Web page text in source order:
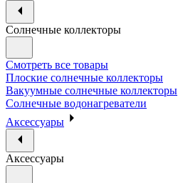
Солнечные коллекторы
Смотреть все товары
Плоские солнечные коллекторы
Вакуумные солнечные коллекторы
Солнечные водонагреватели
Аксессуары
Аксессуары